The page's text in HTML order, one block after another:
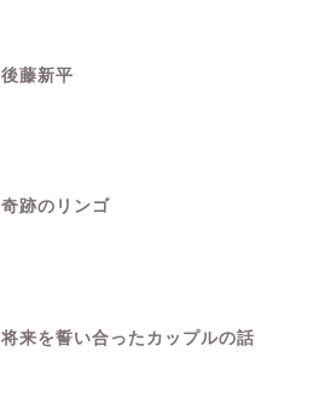
後藤新平
奇跡のリンゴ
将来を誓い合ったカップルの話